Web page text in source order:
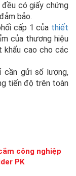
đều có giấy chứng
bảo.
cấp 1 của thiết
của thương hiệu
khấu cao cho các
cần gửi số lượng,
tiến độ trên toàn
công nghiệp
PK